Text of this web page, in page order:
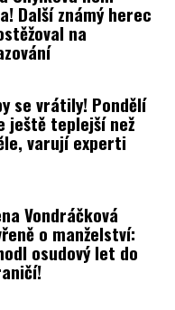
Další známý herec
na
se vrátily! Pondělí
ještě teplejší než
varují experti
Vondráčková
o manželství:
osudový let do